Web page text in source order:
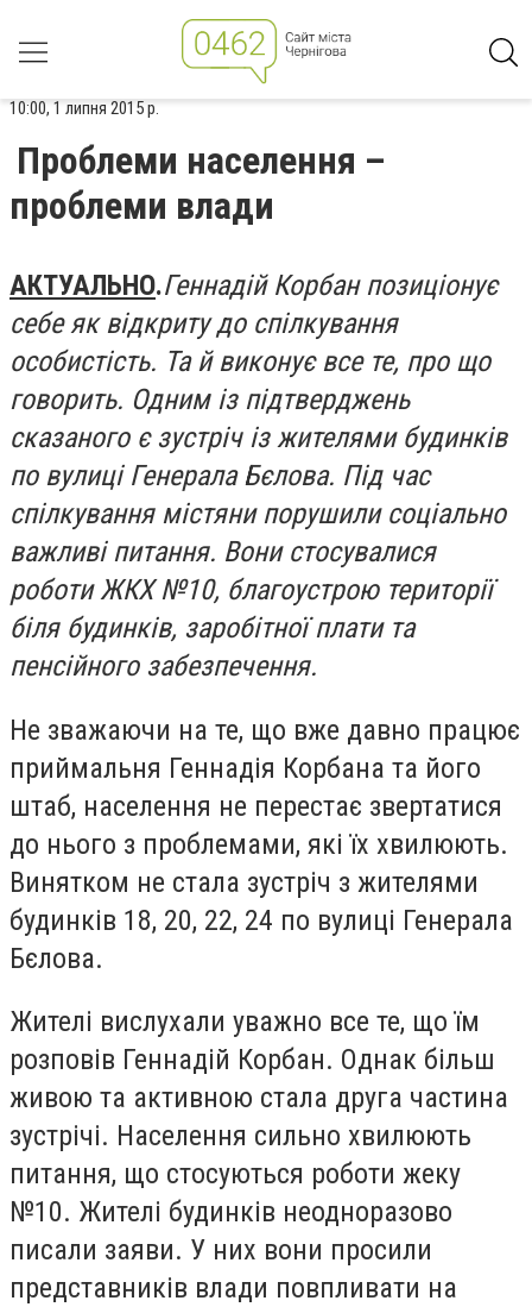
10:00, 1 липня 2015 р.
Проблеми населення –
проблеми влади
АКТУАЛЬНО.Геннадій Корбан позиціонує
себе як відкриту до спілкування
особистість. Та й виконує все те, про що
говорить. Одним із підтверджень
сказаного є зустріч із жителями будинків
по вулиці Генерала Бєлова. Під час
спілкування містяни порушили соціально
важливі питання. Вони стосувалися
роботи ЖКХ №10, благоустрою території
біля будинків, заробітної плати та
пенсійного забезпечення.
Не зважаючи на те, що вже давно працює
приймальня Геннадія Корбана та його
штаб, населення не перестає звертатися
до нього з проблемами, які їх хвилюють.
Винятком не стала зустріч з жителями
будинків 18, 20, 22, 24 по вулиці Генерала
Бєлова.
Жителі вислухали уважно все те, що їм
розповів Геннадій Корбан. Однак більш
живою та активною стала друга частина
зустрічі. Населення сильно хвилюють
питання, що стосуються роботи жеку
№10. Жителі будинків неодноразово
писали заяви. У них вони просили
представників влади повпливати на